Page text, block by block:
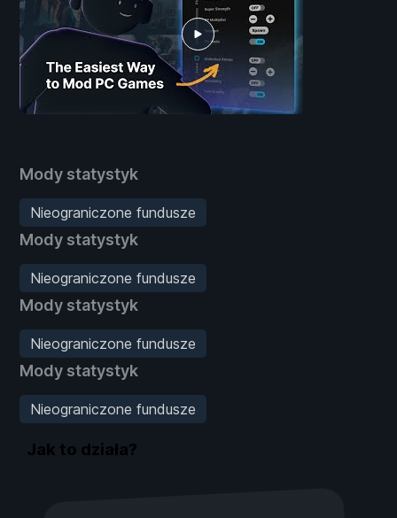
Mody statystyk
Nieograniczone fundusze
Mody statystyk
Nieograniczone fundusze
Mody statystyk
Nieograniczone fundusze
Mody statystyk
Nieograniczone fundusze
Jak to działa?